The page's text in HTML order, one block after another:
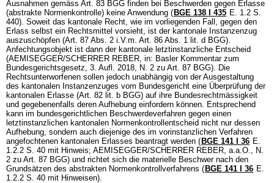
Ausnahmen gemäss Art. 83 BGG finden bei Beschwerden gegen Erlasse
(abstrakte Normenkontrolle) keine Anwendung ( BGE 138 I 435 E. 1.2 S.
440). Soweit das kantonale Recht, wie im vorliegenden Fall, gegen den
Erlass selbst ein Rechtsmittel vorsieht, ist der kantonale Instanzenzug
auszuschöpfen (Art. 87 Abs. 2 i.V.m. Art. 86 Abs. 1 lit. d BGG).
Anfechtungsobjekt ist dann der kantonale letztinstanzliche Entscheid
(AEMISEGGER/SCHERRER REBER, in: Basler Kommentar zum
Bundesgerichtsgesetz, 3. Aufl. 2018, N. 2 zu Art. 87 BGG). Die
Rechtsunterworfenen sollen jedoch unabhängig von der Ausgestaltung
des kantonalen Instanzenzuges vom Bundesgericht eine Überprüfung der
kantonalen Erlasse (Art. 82 lit. b BGG) auf ihre Bundesrechtmässigkeit
und gegebenenfalls deren Aufhebung einfordern können. Entsprechend
kann im bundesgerichtlichen Beschwerdeverfahren gegen einen
letztinstanzlichen kantonalen Normenkontrollentscheid nicht nur dessen
Aufhebung, sondern auch diejenige des im vorinstanzlichen Verfahren
angefochtenen kantonalen Erlasses beantragt werden ( BGE 141 I 36 E.
1.2.2 S. 40 mit Hinweis; AEMISEGGER/SCHERRER REBER, a.a.O., N.
2 zu Art. 87 BGG) und richtet sich die materielle Beschwer nach den
Grundsätzen des abstrakten Normenkontrollverfahrens ( BGE 141 I 36 E.
1.2.2 S. 40 mit Hinweisen).